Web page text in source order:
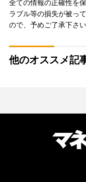
全ての情報の正確性を
ラブル等の損失が被っ
ので、予めご了承下さい
他のオススメ記